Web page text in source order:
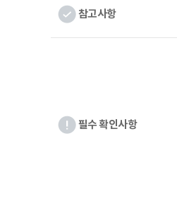
참고사항
필수 확인사항